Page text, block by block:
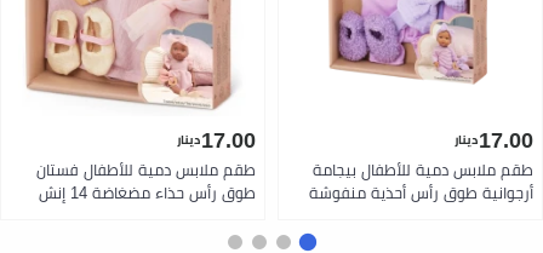
17.00دينار
طقم ملابس دمية للأطفال بيجامة
أرجوانية طوق رأس أحذية منفوشة
مثالي للأطفال 2 سنوات فما فوق
17.00دينار
طقم ملابس دمية للأطفال فستان
طوق رأس حذاء مضغاضة 14 إنش
سنوات فما فوق للعب التمثيلي